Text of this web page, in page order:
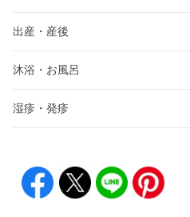
出産・産後
沐浴・お風呂
湿疹・発疹